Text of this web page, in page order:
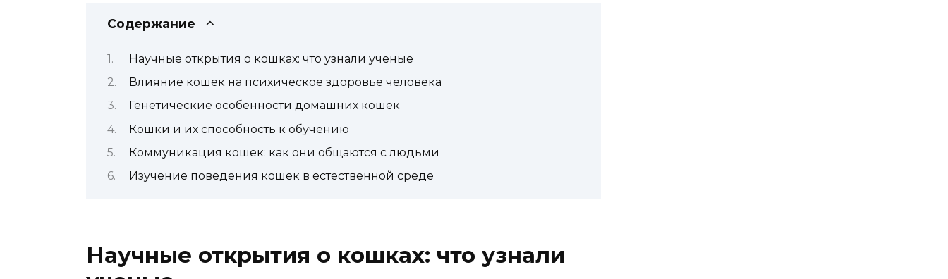
Содержание
Научные открытия о кошках: что узнали ученые
Влияние кошек на психическое здоровье человека
Генетические особенности домашних кошек
Кошки и их способность к обучению
Коммуникация кошек: как они общаются с людьми
Изучение поведения кошек в естественной среде
Научные открытия о кошках: что узнали